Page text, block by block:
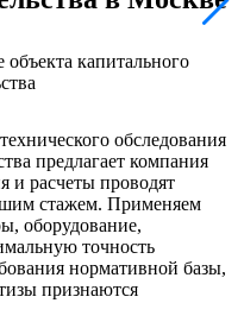
обследования
предлагает компания
расчеты проводят
стажем. Применяем
оборудование,
точность
нормативной базы,
признаются